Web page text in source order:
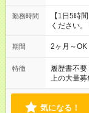
勤務時間
【1日5時間～OK
ください
期間 2ヶ月～
特徴 履歴書不要
上の大量募
気になる！